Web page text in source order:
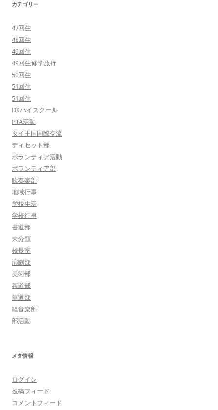
カテゴリー
47回生
48回生
49回生
49回生修学旅行
50回生
51回生
51回生
DXハイスクール
PTA活動
タイ王国国際交流
ディセット部
ボランティア活動
ボランティア部
吹奏楽部
地域行事
学校生活
学校行事
書道部
未分類
校長室
演劇部
美術部
茶道部
華道部
軽音楽部
部活動
メタ情報
ログイン
投稿フィード
コメントフィード